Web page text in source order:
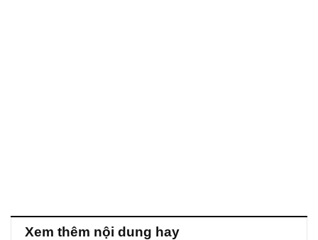
Xem thêm nội dung hay